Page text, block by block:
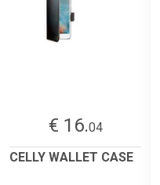
€ 16.04
CELLY WALLET CASE